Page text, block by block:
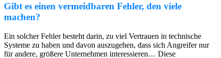
Gibt es einen vermeidbaren Fehler, den viele
machen?
Ein solcher Fehler besteht darin, zu viel Vertrauen in technische
Systeme zu haben und davon auszugehen, dass sich Angreifer nur
für andere, größere Unternehmen interessieren… Diese